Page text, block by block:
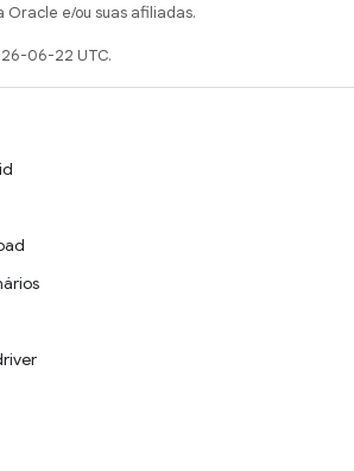
e/ou suas afiliadas.
06-22 UTC.